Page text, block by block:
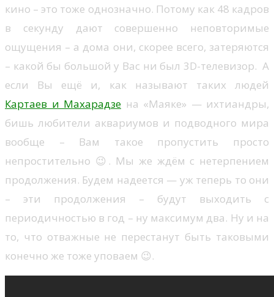
кино – это тоже однозначно. Потому как 48 кадров
в секунду дают совершенно неповторимые
ощущения – а дома они, скорее всего, затеряются
– какой бы большой у Вас ни был 3D-телевизор. А
если Вы ещё и, как называют таких людей
Картаев и Махарадзе на «Маяке» — ихтиандры,
бишь любители аквариумов и подводного мира
вообще – Вам такое пропустить просто
непростительно 😉. Мы же ждём с нетерпением
продолжения. Будем надеется — уж теперь то они
– эти продолжения – будут выходить с
периодичностью в год – ну максимум два. Ну и на
то, что отважные не перестанут быть таковыми
конечно же тоже уповаем 😉.